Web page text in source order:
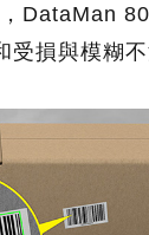
DataMan
損與模糊